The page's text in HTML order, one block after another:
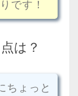
です！
は？
ちょっと